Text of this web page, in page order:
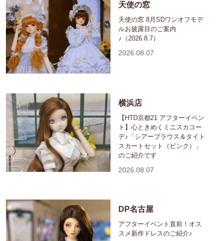
天使の窓
天使の窓 8月SDワンオフモデ
ルお披露目のご案内
♪（2026.8.7）
2026.08.07
横浜店
【HTD京都21 アフターイベン
ト】心ときめくミニスカコー
デ♪「シアーブラウス＆タイト
スカートセット（ピンク）」
のご紹介です
2026.08.07
DP名古屋
アフターイベント直前！オス
スメ新作ドレスのご紹介♪